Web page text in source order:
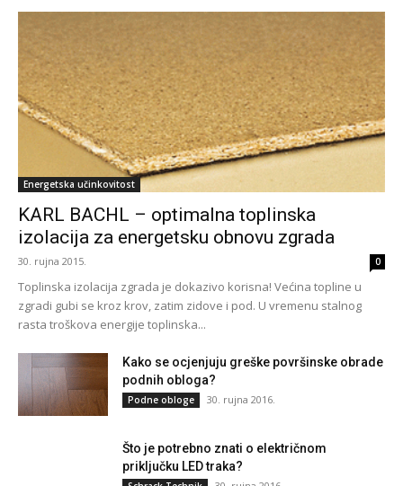
Energetska učinkovitost
KARL BACHL – optimalna toplinska
izolacija za energetsku obnovu zgrada
30. rujna 2015. 0
Toplinska izolacija zgrada je dokazivo korisna! Većina topline u
zgradi gubi se kroz krov, zatim zidove i pod. U vremenu stalnog
rasta troškova energije toplinska...
Kako se ocjenjuju greške površinske obrade
podnih obloga?
Podne obloge 30. rujna 2016.
Što je potrebno znati o električnom
priključku LED traka?